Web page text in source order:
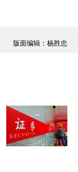
版面编辑：杨胜忠